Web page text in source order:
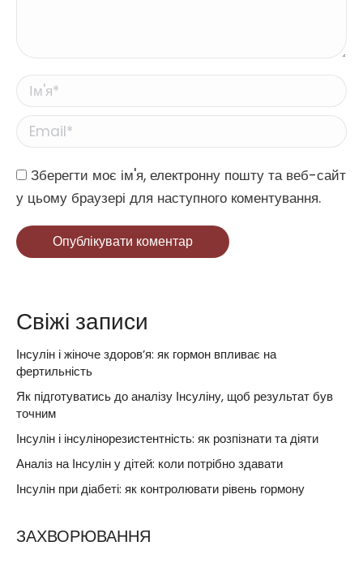
Ім'я *
Email *
Website
Зберегти моє ім'я, електронну пошту та веб-сайт
у цьому браузері для наступного коментування.
Опублікувати коментар
Свіжі записи
Інсулін і жіноче здоров’я: як гормон впливає на
фертильність
Як підготуватись до аналізу Інсуліну, щоб результат був
точним
Інсулін і інсулінорезистентність: як розпізнати та діяти
Аналіз на Інсулін у дітей: коли потрібно здавати
Інсулін при діабеті: як контролювати рівень гормону
ЗАХВОРЮВАННЯ